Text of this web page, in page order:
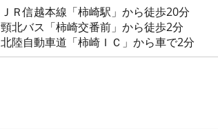
ＪＲ信越本線「柿崎駅」から徒歩20分
頸北バス「柿崎交番前」から徒歩2分
北陸自動車道「柿崎ＩＣ」から車で2分